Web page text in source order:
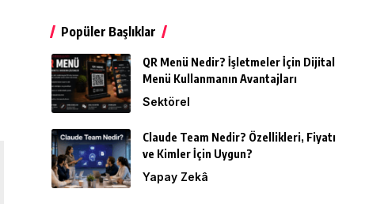
Popüler Başlıklar
QR Menü Nedir? İşletmeler İçin Dijital
Menü Kullanmanın Avantajları
Sektörel
Claude Team Nedir? Özellikleri, Fiyatı
ve Kimler İçin Uygun?
Yapay Zekâ